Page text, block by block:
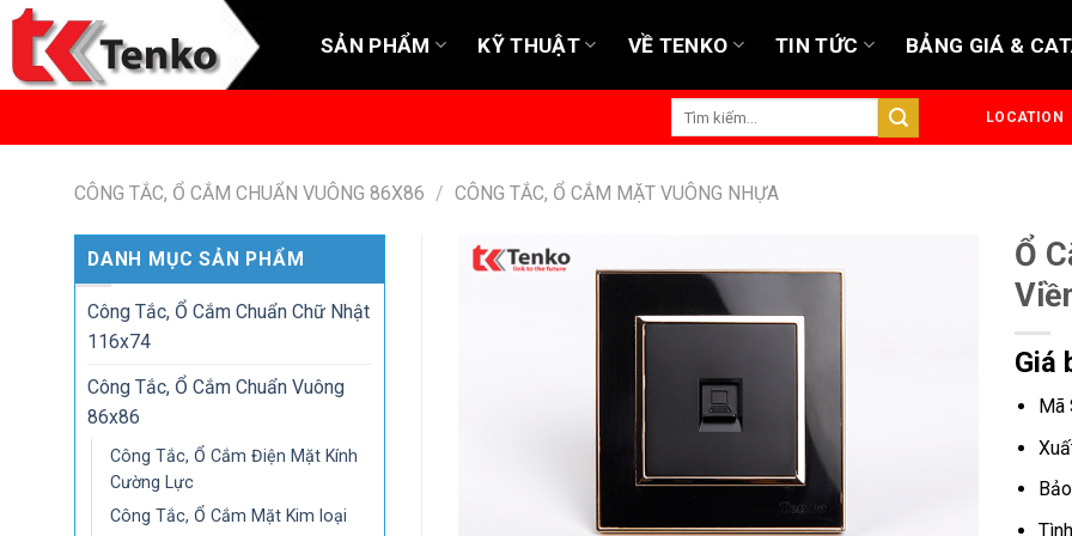
Skip
content
SẢN PHẨM KỸ THUẬT VỀ TENKO TIN TỨC BẢNG GIÁ &
LOCATION
CÔNG TẮC, Ổ CẮM CHUẨN VUÔNG 86X86 / CÔNG TẮC, Ổ CẮM MẶT VUÔNG NHỰA
DANH MỤC SẢN PHẨM
Công Tắc, Ổ Cắm Chuẩn Chữ Nhật
116x74
Công Tắc, Ổ Cắm Chuẩn Vuông
86x86
Công Tắc, Ổ Cắm Điện Mặt Kính
Cường Lực
Công Tắc, Ổ Cắm Mặt Kim loại
Ổ
Giá
Mã